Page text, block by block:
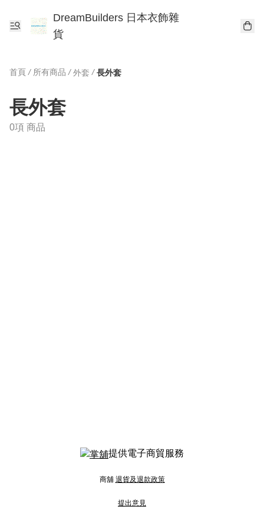
DreamBuilders 日本衣飾雜
貨
首頁 / 所有商品 / 外套 / 長外套
長外套
0項 商品
提供電子商貿服務
商舖 退貨及退款政策
提出意見